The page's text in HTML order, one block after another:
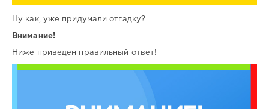
Ну как, уже придумали отгадку?
Внимание!
Ниже приведен правильный ответ!